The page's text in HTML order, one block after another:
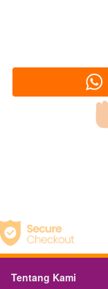
`
Tentang Kami